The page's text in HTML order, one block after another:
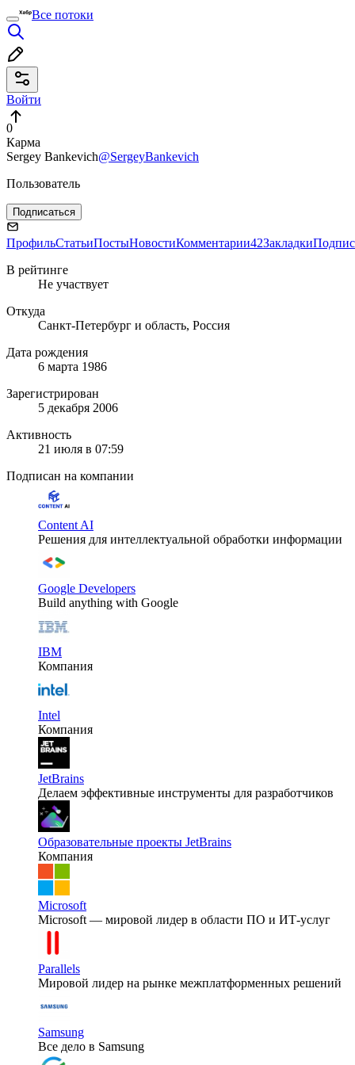
Все потоки
Войти
0
Карма
Sergey Bankevich@SergeyBankevich
Пользователь
Подписаться
ПрофильСтатьиПостыНовостиКомментарии42Закладки
В рейтинге
Не участвует
Откуда
Санкт-Петербург и область, Россия
Дата рождения
6 марта 1986
Зарегистрирован
5 декабря 2006
Активность
21 июля в 07:59
Подписан на компании
Content AI
Решения для интеллектуальной обработки информации
Google Developers
Build anything with Google
IBM
Компания
Intel
Компания
JetBrains
Делаем эффективные инструменты для разработчиков
Образовательные проекты JetBrains
Компания
Microsoft
Microsoft — мировой лидер в области ПО и ИТ-услуг
Parallels
Мировой лидер на рынке межплатформенных решений
Samsung
Все дело в Samsung